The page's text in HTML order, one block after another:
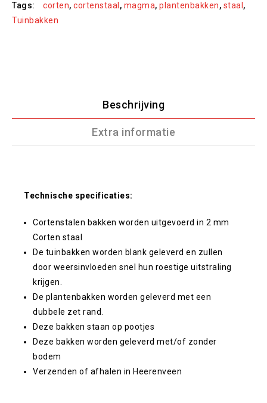
Tags:
corten, cortenstaal , magma, plantenbakken, staal ,
Tuinbakken
Beschrijving
Extra informatie
Technische specificaties:
Cortenstalen bakken worden uitgevoerd in 2 mm
Corten staal
De tuinbakken worden blank geleverd en zullen
door weersinvloeden snel hun roestige uitstraling
krijgen.
De plantenbakken worden geleverd met een
dubbele zet rand.
Deze bakken staan op pootjes
Deze bakken worden geleverd met/of zonder
bodem
Verzenden of afhalen in Heerenveen